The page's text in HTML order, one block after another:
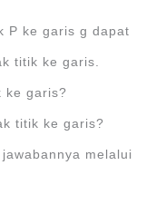
P ke garis g dapat
titik ke garis.
ke garis?
titik ke garis?
melalui